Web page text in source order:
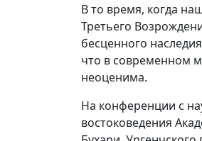
В то время, когда
Третьего
бесценного
что в современном
неоценима.
На конференции с
востоковедения